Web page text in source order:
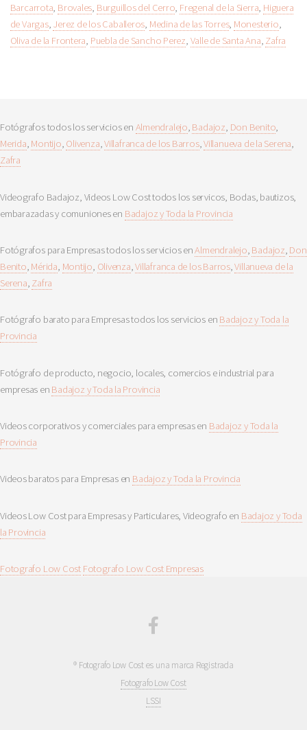
Barcarrota, Brovales, Burguillos del Cerro, Fregenal de la Sierra, Higuera
de Vargas, Jerez de los Caballeros, Medina de las Torres, Monesterio,
Oliva de la Frontera, Puebla de Sancho Perez, Valle de Santa Ana, Zafra
Fotógrafos todos los servicios en Almendralejo, Badajoz, Don Benito,
Merida, Montijo, Olivenza,Villafranca de los Barros,Villanueva de la Serena,
Zafra
Videografo Badajoz, Videos Low Cost todos los servicos, Bodas, bautizos,
embarazadas y comuniones en Badajoz y Toda la Provincia
Fotógrafos para Empresas todos los servicios enAlmendralejo, Badajoz, Don
Benito, Mérida, Montijo, Olivenza,Villafranca de los Barros,Villanueva de la
Serena, Zafra
Fotógrafo barato para Empresas todos los servicios en Badajoz y Toda la
Provincia
Fotógrafo de producto, negocio, locales, comercios e industrial para
empresas en Badajoz y Toda la Provincia
Videos corporativos y comerciales para empresas en Badajoz y Toda la
Provincia
Videos baratos para Empresas en Badajoz y Toda la Provincia
Videos Low Cost para Empresas y Particulares, Videografo en Badajoz y Toda
la Provincia
Fotografo Low Cost Fotografo Low Cost Empresas
® Fotografo Low Cost es una marca Registrada
Fotografo Low Cost
LSSI